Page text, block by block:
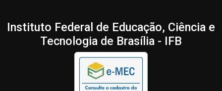
Instituto Federal de Educação, Ciência e
Tecnologia de Brasília - IFB